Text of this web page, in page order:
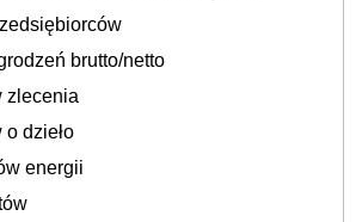
brutto/netto
zlecenia
dzieło
energii